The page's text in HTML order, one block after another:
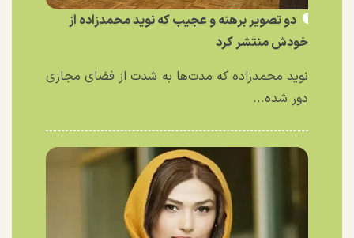
دو تصویر برهنه و عجیب که نوید محمدزاده از
خودش منتشر کرد
نوید محمدزاده که مدت‌ها به شدت از فضای مجازی
دور شده...